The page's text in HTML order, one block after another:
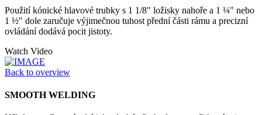
Použití kónické hlavové trubky s 1 1/8" ložisky nahoře a 1 ¼" nebo
1 ½" dole zaručuje výjimečnou tuhost přední části rámu a precizní
ovládání dodává pocit jistoty.
Watch Video
Back to overview
SMOOTH WELDING